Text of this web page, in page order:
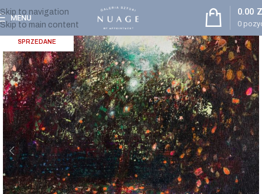
Skip to navigation
Skip to main content
MENU
0
0.00
SPRZEDANE